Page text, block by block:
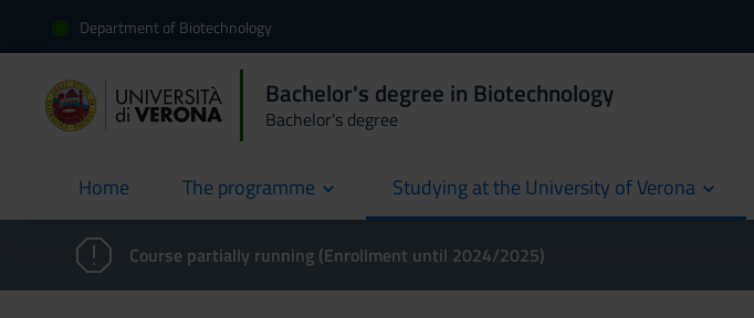
Department of Biotechnology
Bachelor's degree in Biotechnology
Bachelor's degree
Home
current The programme Studying at the University of Verona
Course partially running (Enrollment until 2024/2025)